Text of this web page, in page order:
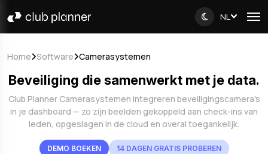
NL
Home Software Camerasystemen
Beveiliging die samenwerkt met je data.
Club Planner Camerasystemen integreren beveiligingscamera's
in je dashboard — zo zijn beelden gekoppeld aan check-ins van
leden, opgeslagen in de cloud en overal toegankelijk.
DEMO BOEKEN 14 DAGEN GRATIS PROBEREN